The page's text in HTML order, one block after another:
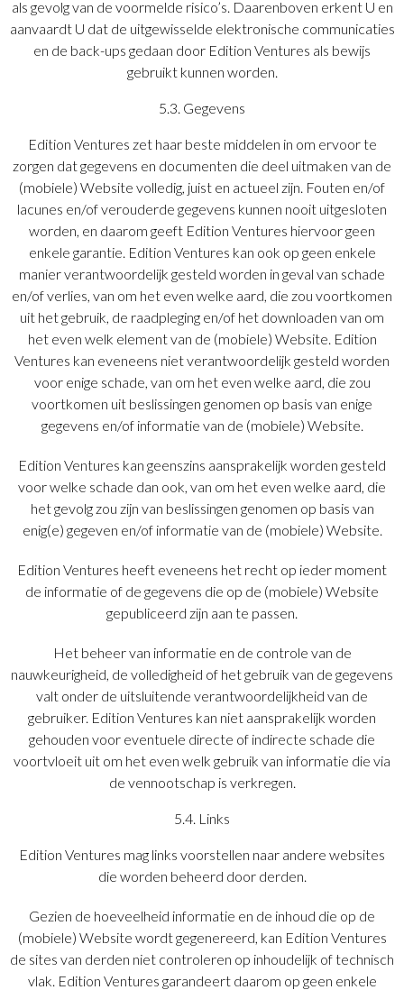
als gevolg van de voormelde risico’s. Daarenboven erkent U en
aanvaardt U dat de uitgewisselde elektronische communicaties
en de back-ups gedaan door Edition Ventures als bewijs
gebruikt kunnen worden.
5.3. Gegevens
Edition Ventures zet haar beste middelen in om ervoor te
zorgen dat gegevens en documenten die deel uitmaken van de
(mobiele) Website volledig, juist en actueel zijn. Fouten en/of
lacunes en/of verouderde gegevens kunnen nooit uitgesloten
worden, en daarom geeft Edition Ventures hiervoor geen
enkele garantie. Edition Ventures kan ook op geen enkele
manier verantwoordelijk gesteld worden in geval van schade
en/of verlies, van om het even welke aard, die zou voortkomen
uit het gebruik, de raadpleging en/of het downloaden van om
het even welk element van de (mobiele) Website. Edition
Ventures kan eveneens niet verantwoordelijk gesteld worden
voor enige schade, van om het even welke aard, die zou
voortkomen uit beslissingen genomen op basis van enige
gegevens en/of informatie van de (mobiele) Website.
Edition Ventures kan geenszins aansprakelijk worden gesteld
voor welke schade dan ook, van om het even welke aard, die
het gevolg zou zijn van beslissingen genomen op basis van
enig(e) gegeven en/of informatie van de (mobiele) Website.
Edition Ventures heeft eveneens het recht op ieder moment
de informatie of de gegevens die op de (mobiele) Website
gepubliceerd zijn aan te passen.
Het beheer van informatie en de controle van de
nauwkeurigheid, de volledigheid of het gebruik van de gegevens
valt onder de uitsluitende verantwoordelijkheid van de
gebruiker. Edition Ventures kan niet aansprakelijk worden
gehouden voor eventuele directe of indirecte schade die
voortvloeit uit om het even welk gebruik van informatie die via
de vennootschap is verkregen.
5.4. Links
Edition Ventures mag links voorstellen naar andere websites
die worden beheerd door derden.
Gezien de hoeveelheid informatie en de inhoud die op de
(mobiele) Website wordt gegenereerd, kan Edition Ventures
de sites van derden niet controleren op inhoudelijk of technisch
vlak. Edition Ventures garandeert daarom op geen enkele